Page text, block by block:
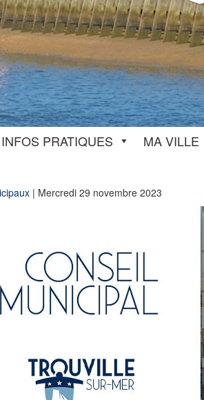
SUR-
INFOS PRATIQUES MA VILLE
| Mercredi 29 novembre 2023